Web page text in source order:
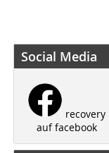
Social Media
recovery
auf facebook